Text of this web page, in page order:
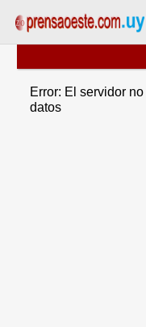
Error: El servidor
datos